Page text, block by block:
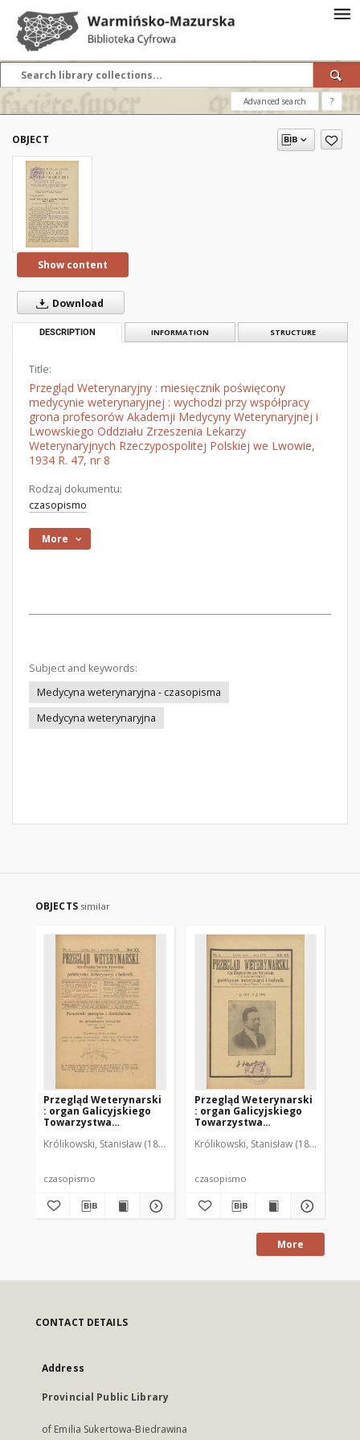
Advanced search ?
OBJECT
Show content
Download
DESCRIPTION INFORMATION STRUCTURE
Title:
Przegląd Weterynaryjny : miesięcznik poświęcony
medycynie weterynaryjnej : wychodzi przy współpracy
grona profesorów Akademji Medycyny Weterynaryjnej i
Lwowskiego Oddziału Zrzeszenia Lekarzy
Weterynaryjnych Rzeczypospolitej Polskiej we Lwowie,
1934 R. 47, nr 8
Rodzaj dokumentu:
czasopismo
More
Subject and keywords:
Medycyna weterynaryjna - czasopisma
Medycyna weterynaryjna
OBJECTS similar
Przegląd Weterynarski
: organ Galicyjskiego
Towarzystwa
czasopismo
1905 R. 20, nr 4
Królikowski, Stanisław (1853-1924). Red.
czasopismo
Przegląd Weterynarski
: organ Galicyjskiego
Towarzystwa
czasopismo
1905 R. 20, nr 5
Królikowski, Stanisław (1853-1924).
czasopismo
More
CONTACT DETAILS
Address
Provincial Public Library
of Emilia Sukertowa-Biedrawina